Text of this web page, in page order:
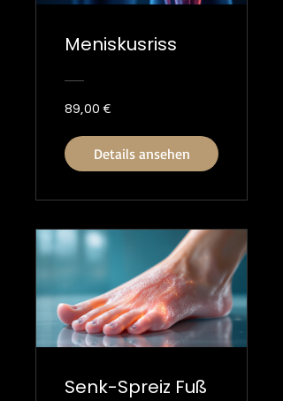
Meniskusriss
89,00 €
Details ansehen
Senk-Spreiz Fuß